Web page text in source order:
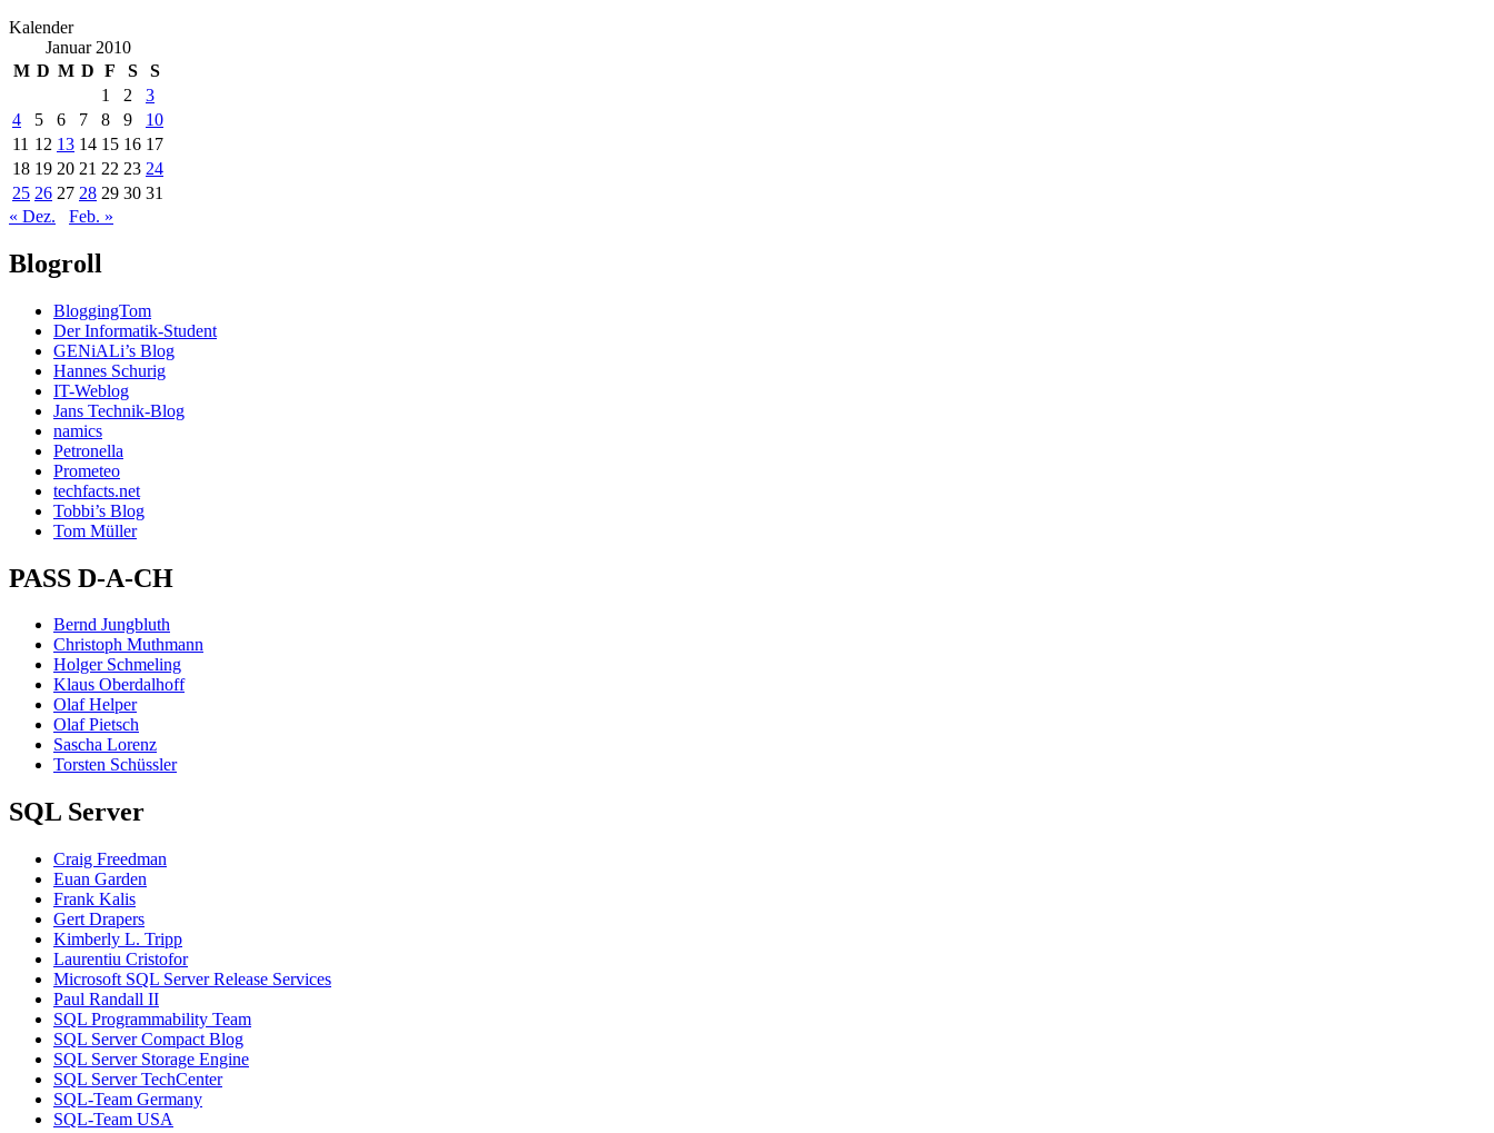
Kalender
Januar 2010
M D M D F S
S
1
2
3
4
5 6 7 8 9
10
11 12 13 14 15 16 17
18 19 20 21 22 23 24
25 26 27 28 29 30 31
« Dez.
Feb. »
Blogroll
BloggingTom
Der Informatik-Student
GENiALi’s Blog
Hannes Schurig
IT-Weblog
Jans Technik-Blog
namics
Petronella
Prometeo
techfacts.net
Tobbi’s Blog
Tom Müller
PASS D-A-CH
Bernd Jungbluth
Christoph Muthmann
Holger Schmeling
Klaus Oberdalhoff
Olaf Helper
Olaf Pietsch
Sascha Lorenz
Torsten Schüssler
SQL Server
Craig Freedman
Euan Garden
Frank Kalis
Gert Drapers
Kimberly L. Tripp
Laurentiu Cristofor
Microsoft SQL Server Release Services
Paul Randall II
SQL Programmability Team
SQL Server Compact Blog
SQL Server Storage Engine
SQL Server TechCenter
SQL-Team Germany
SQL-Team USA